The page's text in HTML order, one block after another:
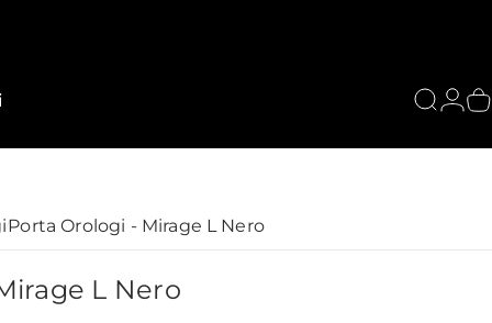
Cerca
Porta Orologi - Mirage L Nero
L Nero